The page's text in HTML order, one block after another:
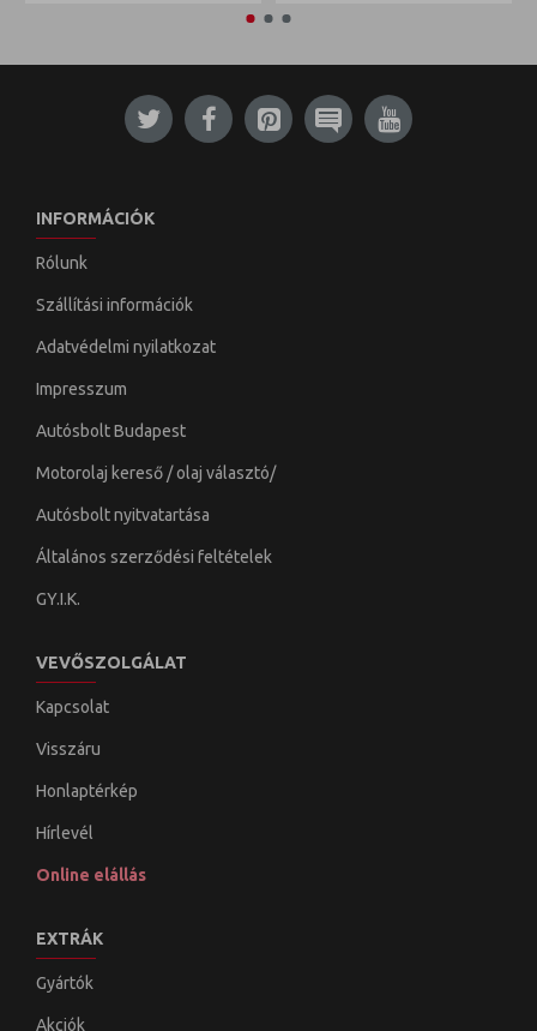
INFORMÁCIÓK
Rólunk
Szállítási információk
Adatvédelmi nyilatkozat
Impresszum
Autósbolt Budapest
Motorolaj kereső / olaj választó/
Autósbolt nyitvatartása
Általános szerződési feltételek
GY.I.K.
VEVŐSZOLGÁLAT
Kapcsolat
Visszáru
Honlaptérkép
Hírlevél
Online elállás
EXTRÁK
Gyártók
Akciók